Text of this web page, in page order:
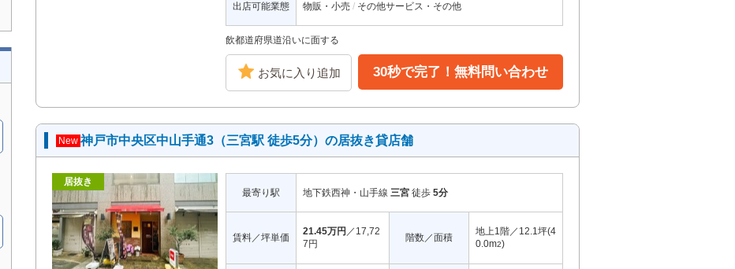
出店可能業態 物販・小売 その他サービス・その他
飲都道府県道沿いに面する
お気に入り追加 30秒で完了！無料問い合わせ
New 神戸市中央区中山手通3（三宮駅 徒歩5分）の居抜き貸店舗
居抜き
最寄り駅 地下鉄西神・山手線 三宮 徒歩 5分
賃料／坪単価
21.45万円 ／17,72
7円
階数／面積
地上1階／12.1坪(4
0.0m2)